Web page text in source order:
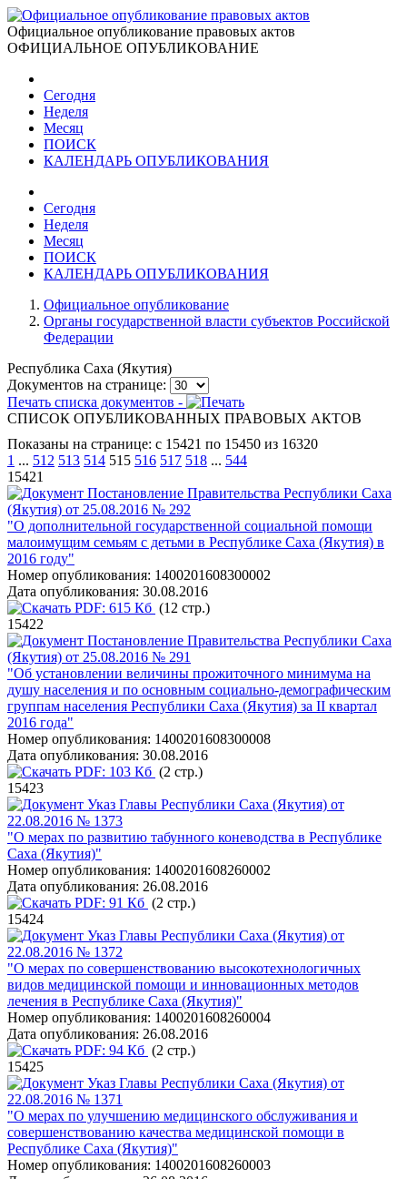
Официальное опубликование правовых актов
ОФИЦИАЛЬНОЕ ОПУБЛИКОВАНИЕ
Сегодня
Неделя
Месяц
ПОИСК
КАЛЕНДАРЬ ОПУБЛИКОВАНИЯ
Сегодня
Неделя
Месяц
ПОИСК
КАЛЕНДАРЬ ОПУБЛИКОВАНИЯ
Официальное опубликование
Органы государственной власти субъектов Российской
Федерации
Республика Саха (Якутия)
Документов на странице:
Печать списка документов -
СПИСОК ОПУБЛИКОВАННЫХ ПРАВОВЫХ АКТОВ
Показаны на странице: с 15421 по 15450 из 16320
1 ... 512 513 514 515 516 517 518 ... 544
15421
Постановление Правительства Республики Саха
(Якутия) от 25.08.2016 № 292
"О дополнительной государственной социальной помощи
малоимущим семьям с детьми в Республике Саха (Якутия) в
2016 году"
Номер опубликования: 1400201608300002
Дата опубликования: 30.08.2016
PDF: 615 Кб (12 стр.)
15422
Постановление Правительства Республики Саха
(Якутия) от 25.08.2016 № 291
"Об установлении величины прожиточного минимума на
душу населения и по основным социально-демографическим
группам населения Республики Саха (Якутия) за II квартал
2016 года"
Номер опубликования: 1400201608300008
Дата опубликования: 30.08.2016
PDF: 103 Кб (2 стр.)
15423
Указ Главы Республики Саха (Якутия) от
22.08.2016 № 1373
"О мерах по развитию табунного коневодства в Республике
Саха (Якутия)"
Номер опубликования: 1400201608260002
Дата опубликования: 26.08.2016
PDF: 91 Кб (2 стр.)
15424
Указ Главы Республики Саха (Якутия) от
22.08.2016 № 1372
"О мерах по совершенствованию высокотехнологичных
видов медицинской помощи и инновационных методов
лечения в Республике Саха (Якутия)"
Номер опубликования: 1400201608260004
Дата опубликования: 26.08.2016
PDF: 94 Кб (2 стр.)
15425
Указ Главы Республики Саха (Якутия) от
22.08.2016 № 1371
"О мерах по улучшению медицинского обслуживания и
совершенствованию качества медицинской помощи в
Республике Саха (Якутия)"
Номер опубликования: 1400201608260003